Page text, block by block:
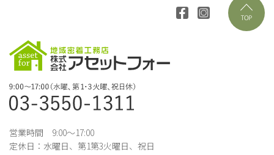
営業時間 9:00～17:00
定休日：水曜日、第1第3火曜日、祝日